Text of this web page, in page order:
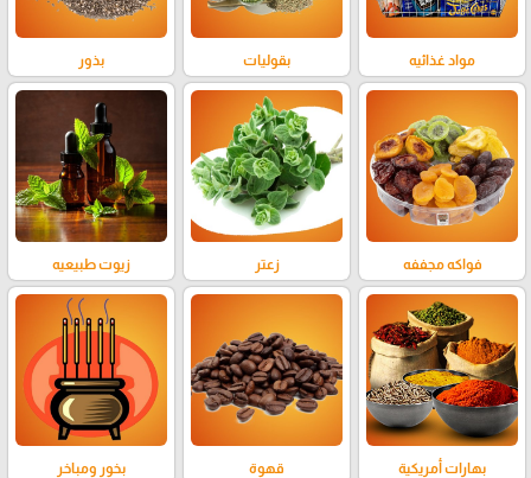
مواد غذائيه بقوليات بذور
فواكه مجففه زعتر زيوت طبيعيه
بهارات أمريكية قهوة بخور ومباخر